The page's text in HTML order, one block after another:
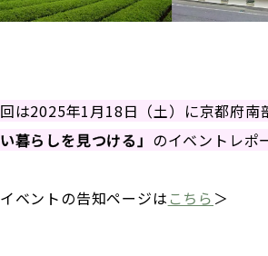
は2025年1月18日（土）に京都府南
暮らしを見つける」 のイベントレポ
ベントの告知ページは こちら ＞